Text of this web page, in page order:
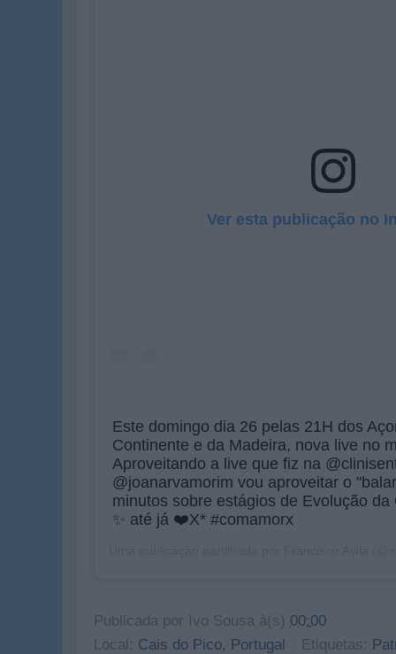
Ver esta publicação no
Este domingo dia 26 pelas 21H dos
Continente e da Madeira, nova live no
Aproveitando a live que fiz na
@joanarvamorim vou aproveitar o
minutos sobre estágios de Evolução
✨ até já ❤️X* #comamorx
Publicada por Ivo Sousa à(s) 00:00
Local: Cais do Pico, Portugal Etiquetas: